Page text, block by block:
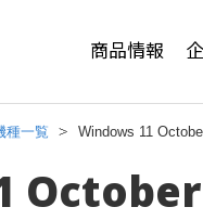
商品情報
種一覧 Windows 11